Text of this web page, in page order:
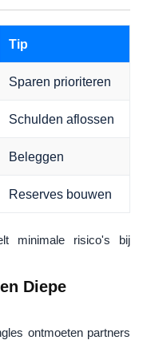
Tip
Sparen prioriteren
Schulden aflossen
Beleggen
Reserves bouwen
minimale risico's bij
Diepe
ontmoeten partners